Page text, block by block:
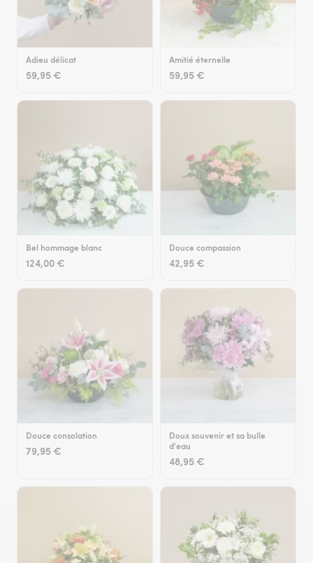
Adieu délicat
59,95 €
Amitié éternelle
59,95 €
Bel hommage blanc
124,00 €
Douce compassion
42,95 €
Douce consolation
79,95 €
Doux souvenir et sa bulle
d'eau
48,95 €